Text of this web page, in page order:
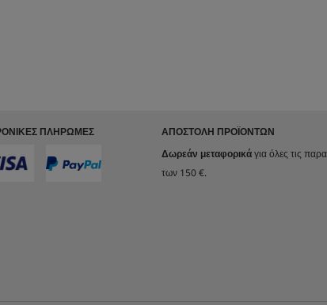
ΠΛΗΡΩΜΈΣ
ΑΠΟΣΤΟΛΉ ΠΡΟΪΌΝΤΩΝ
Δωρεάν μεταφορικάγια όλες τις
των 150 €.